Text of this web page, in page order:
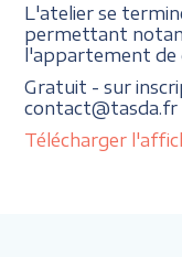
L'atelier se
permettant
l'appartement de
Gratuit - sur
Télécharger